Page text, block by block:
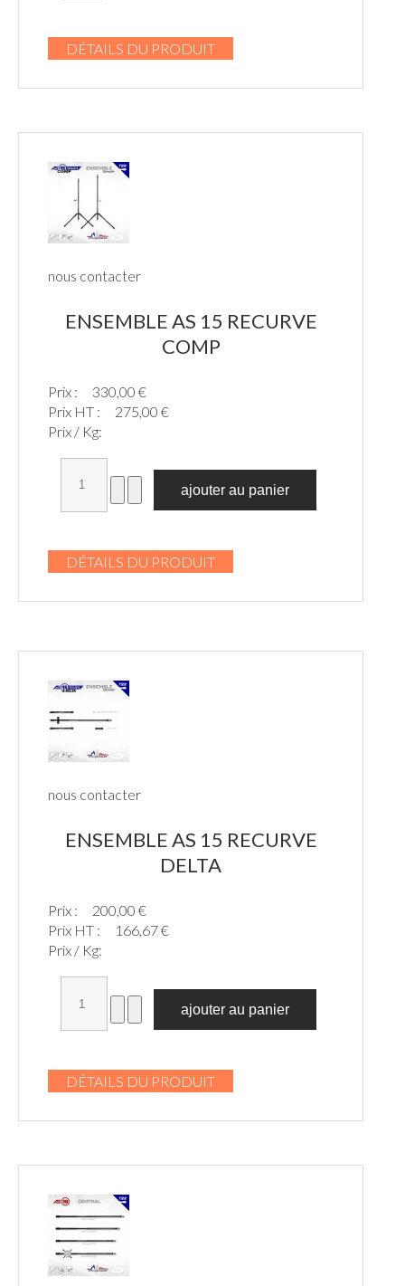
DÉTAILS DU PRODUIT
nous contacter
ENSEMBLE AS 15 RECURVE
COMP
Prix :
330,00 €
Prix HT :
275,00 €
Prix / Kg:
DÉTAILS DU PRODUIT
nous contacter
ENSEMBLE AS 15 RECURVE
DELTA
Prix :
200,00 €
Prix HT :
166,67 €
Prix / Kg:
DÉTAILS DU PRODUIT